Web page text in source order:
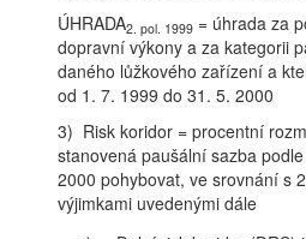
ÚHRADA2. pol. 1999 = úhrada za
dopravní výkony a za kategorii
daného lůžkového zařízení a
od 1. 7. 1999 do 31. 5. 2000
3) Risk koridor = procentní
stanovená paušální sazba
2000 pohybovat, ve srovnání s
výjimkami uvedenými dále